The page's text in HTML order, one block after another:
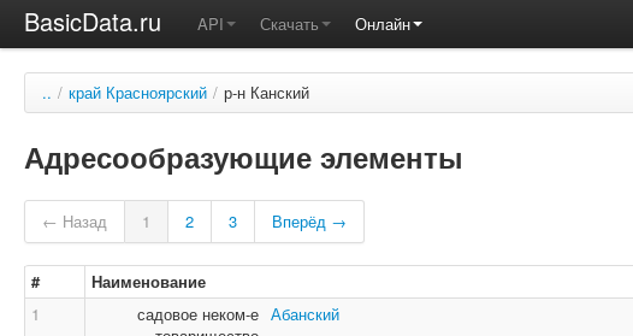
BasicData.ru API Скачать Онлайн
.. / край Красноярский / р-н Канский
Адресообразующие элементы
← Назад 1 2 3 Вперёд →
# Наименование
1
садовое неком-е Абанский